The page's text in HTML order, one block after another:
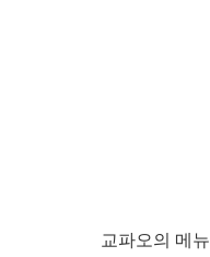
교파오의 메뉴